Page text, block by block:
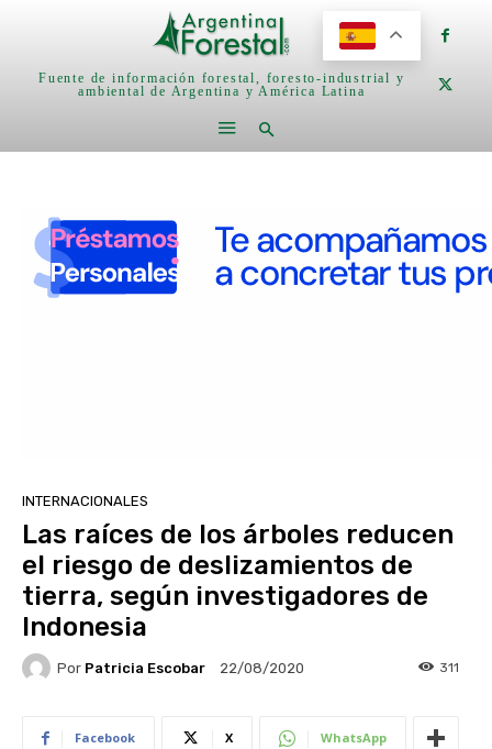
Fuente de información forestal, foresto-industrial y
ambiental de Argentina y América Latina
INTERNACIONALES
Las raíces de los árboles reducen
el riesgo de deslizamientos de
tierra, según investigadores de
Indonesia
Por Patricia Escobar 22/08/2020 311
Facebook X WhatsApp